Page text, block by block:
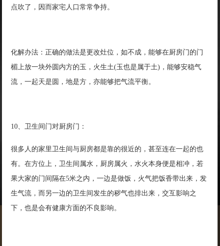
点吹了，因而家宅人口常常争持。
化解办法：正确的做法是更改灶位，如不成，能够在厨房门的门
楣上放一块外圆内方的玉，火生土(玉也是属于土)，能够安稳气
流，一起天是圆，地是方，亦能够把气流平衡。
10、卫生间门对厨房门：
很多人的家里卫生间与厨房都是靠的很近的，甚至连在一起的也
有。在方位上，卫生间属水，厨房属火，水火本身便是相冲，若
果大家的门间隔在5米之内，一边是做饭，火气把饭香带出来，发
生气流，而另一边的卫生间发生的秽气也排出来，交互影响之
下，也是会有健康方面的不良影响。